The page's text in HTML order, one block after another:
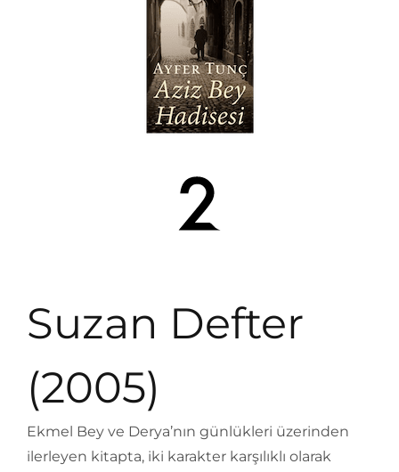
Suzan Defter
(2005)
Ekmel Bey ve Derya’nın günlükleri üzerinden
ilerleyen kitapta, iki karakter karşılıklı olarak